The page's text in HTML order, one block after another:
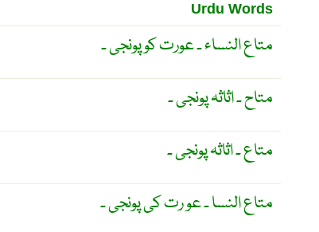
Urdu Words
متاع النساء ۔ عورت کو پونجی ۔
متاح ۔ اثاثہ پونجی ۔
متاع ۔ اثاثہ پونجی ۔
متاع النسا ۔ عو رت کی پونجی ۔